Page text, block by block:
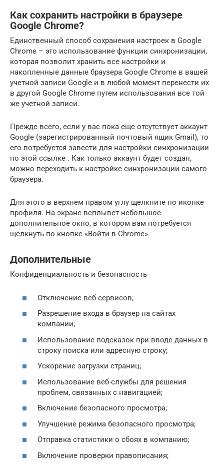
Как сохранить настройки в браузере
Google Chrome?
Единственный способ сохранения настроек в Google
Chrome – это использование функции синхронизации,
которая позволит хранить все настройки и
накопленные данные браузера Google Chrome в вашей
учетной записи Google и в любой момент перенести их
в другой Google Chrome путем использования все той
же учетной записи.
Прежде всего, если у вас пока еще отсутствует аккаунт
Google (зарегистрированный почтовый ящик Gmail), то
его потребуется завести для настройки синхронизации
по этой ссылке . Как только аккаунт будет создан,
можно переходить к настройке синхронизации самого
браузера.
Для этого в верхнем правом углу щелкните по иконке
профиля. На экране всплывет небольшое
дополнительное окно, в котором вам потребуется
щелкнуть по кнопке «Войти в Chrome».
Дополнительные
Конфиденциальность и безопасность
Отключение веб-сервисов;
Разрешение входа в браузер на сайтах
компании;
Использование подсказок при вводе данных в
строку поиска или адресную строку;
Ускорение загрузки страниц;
Использование веб-службы для решения
проблем, связанных с навигацией;
Включение безопасного просмотра;
Улучшение режима безопасного просмотра;
Отправка статистики о сбоях в компанию;
Включение проверки правописания;